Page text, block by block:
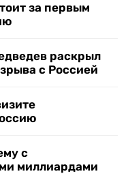
за первым
раскрыл
с Россией
с
миллиардами